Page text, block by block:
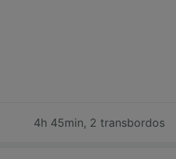
4h 45min, 2 transbordos